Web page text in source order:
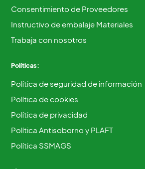
Consentimiento de Proveedores
Instructivo de embalaje Materiales
Trabaja con nosotros
Políticas:
Política de seguridad de información
Política de cookies
Política de privacidad
Política Antisoborno y PLAFT
Política SSMAGS